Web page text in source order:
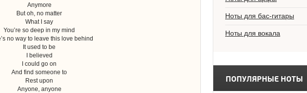
Anymore
But oh, no matter
What I say
You’re so deep in my mind
no way to leave this love behind
It used to be
I believed
I could go on
And find someone to
Rest upon
Anyone, anyone
Ноты для бас-гитары
Ноты для вокала
ПОПУЛЯРНЫЕ НОТЫ